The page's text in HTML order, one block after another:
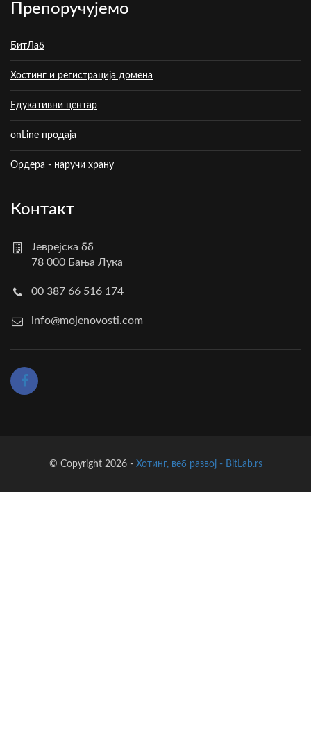
Препоручујемо
БитЛаб
Хостинг и регистрација домена
Едукативни центар
onLine продаја
Ордера - наручи храну
Контакт
Јеврејска бб
78 000 Бања Лука
00 387 66 516 174
info@mojenovosti.com
© Copyright 2026 - Хотинг, веб развој - BitLab.rs